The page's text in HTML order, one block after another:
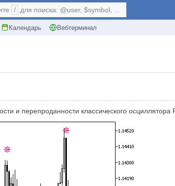
Календарь Вебтерминал
/ для поиска: @user, $symbol, ...
и перепроданности классического осциллятора